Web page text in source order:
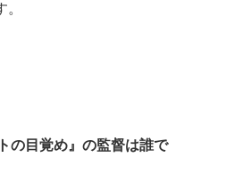
の目覚め』の監督は誰で